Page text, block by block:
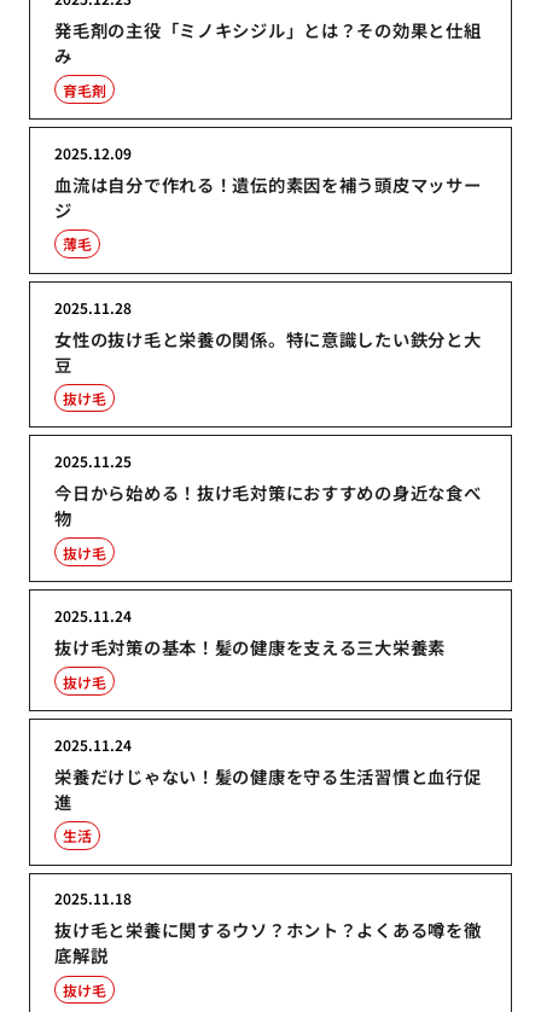
発毛剤の主役「ミノキシジル」とは？その効果と仕組
み
育毛剤
血流は自分で作れる！遺伝的素因を補う頭皮マッサー
ジ
2025.12.09
薄毛
女性の抜け毛と栄養の関係。特に意識したい鉄分と大
豆
2025.11.28
抜け毛
今日から始める！抜け毛対策におすすめの身近な食べ
物
2025.11.25
抜け毛
抜け毛対策の基本！髪の健康を支える三大栄養素
2025.11.24
抜け毛
栄養だけじゃない！髪の健康を守る生活習慣と血行促
進
2025.11.24
生活
抜け毛と栄養に関するウソ？ホント？よくある噂を徹
底解説
2025.11.18
抜け毛